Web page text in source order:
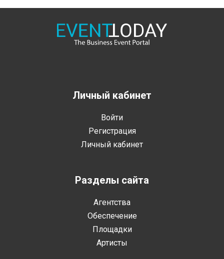
Личный кабинет
Войти
Регистрация
Личный кабинет
Разделы сайта
Агентства
Обеспечение
Площадки
Артисты